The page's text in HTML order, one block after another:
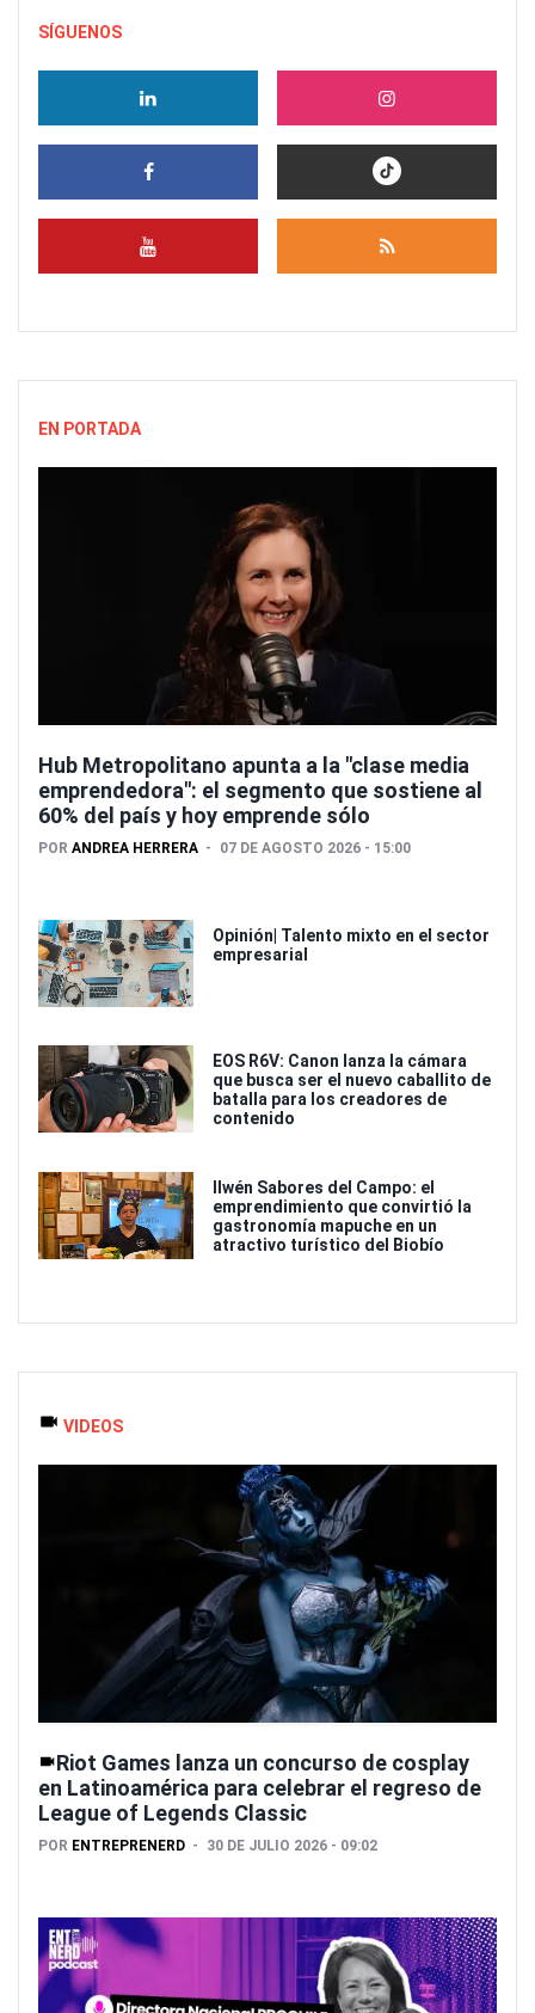
SÍGUENOS
EN PORTADA
Hub Metropolitano apunta a la "clase media
emprendedora": el segmento que sostiene al
60% del país y hoy emprende sólo
POR ANDREA HERRERA 07 DE AGOSTO 2026 - 15:00
Opinión| Talento mixto en el sector
empresarial
EOS R6V: Canon lanza la cámara
que busca ser el nuevo caballito de
batalla para los creadores de
contenido
Ilwén Sabores del Campo: el
emprendimiento que convirtió la
gastronomía mapuche en un
atractivo turístico del Biobío
VIDEOS
Riot Games lanza un concurso de cosplay
en Latinoamérica para celebrar el regreso de
League of Legends Classic
POR ENTREPRENERD 30 DE JULIO 2026 - 09:02